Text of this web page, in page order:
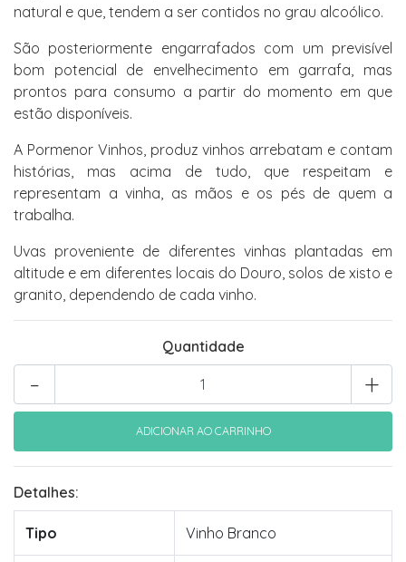
natural e que, tendem a ser contidos no grau alcoólico.
São posteriormente engarrafados com um previsível
bom potencial de envelhecimento em garrafa, mas
prontos para consumo a partir do momento em que
estão disponíveis.
A Pormenor Vinhos, produz vinhos arrebatam e contam
histórias, mas acima de tudo, que respeitam e
representam a vinha, as mãos e os pés de quem a
trabalha.
Uvas proveniente de diferentes vinhas plantadas em
altitude e em diferentes locais do Douro, solos de xisto e
granito, dependendo de cada vinho.
Quantidade
+
-
Detalhes:
Tipo Vinho Branco